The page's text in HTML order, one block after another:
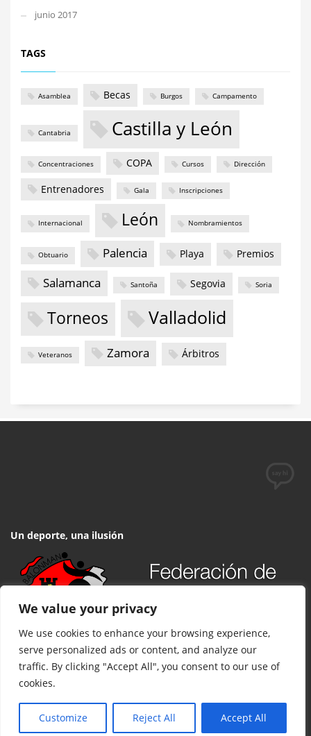
We value your privacy
We use cookies to enhance your browsing experience,
serve personalized ads or content, and analyze our
traffic. By clicking "Accept All", you consent to our use of
cookies.
Customize Reject All Accept All
junio 2017
TAGS
Asamblea Becas Burgos Campamento
Cantabria Castilla y León
Concentraciones COPA Cursos Dirección
Entrenadores Gala Inscripciones
Internacional León Nombramientos
Obtuario Palencia Playa Premios
Salamanca Santoña Segovia Soria
Torneos Valladolid
Veteranos Zamora Árbitros
Un deporte, una ilusión
León. Todos los derechos reservados. Desarrollado por
TOOOLS